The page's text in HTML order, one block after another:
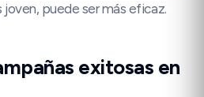
joven, puede ser más eficaz.
exitosas en